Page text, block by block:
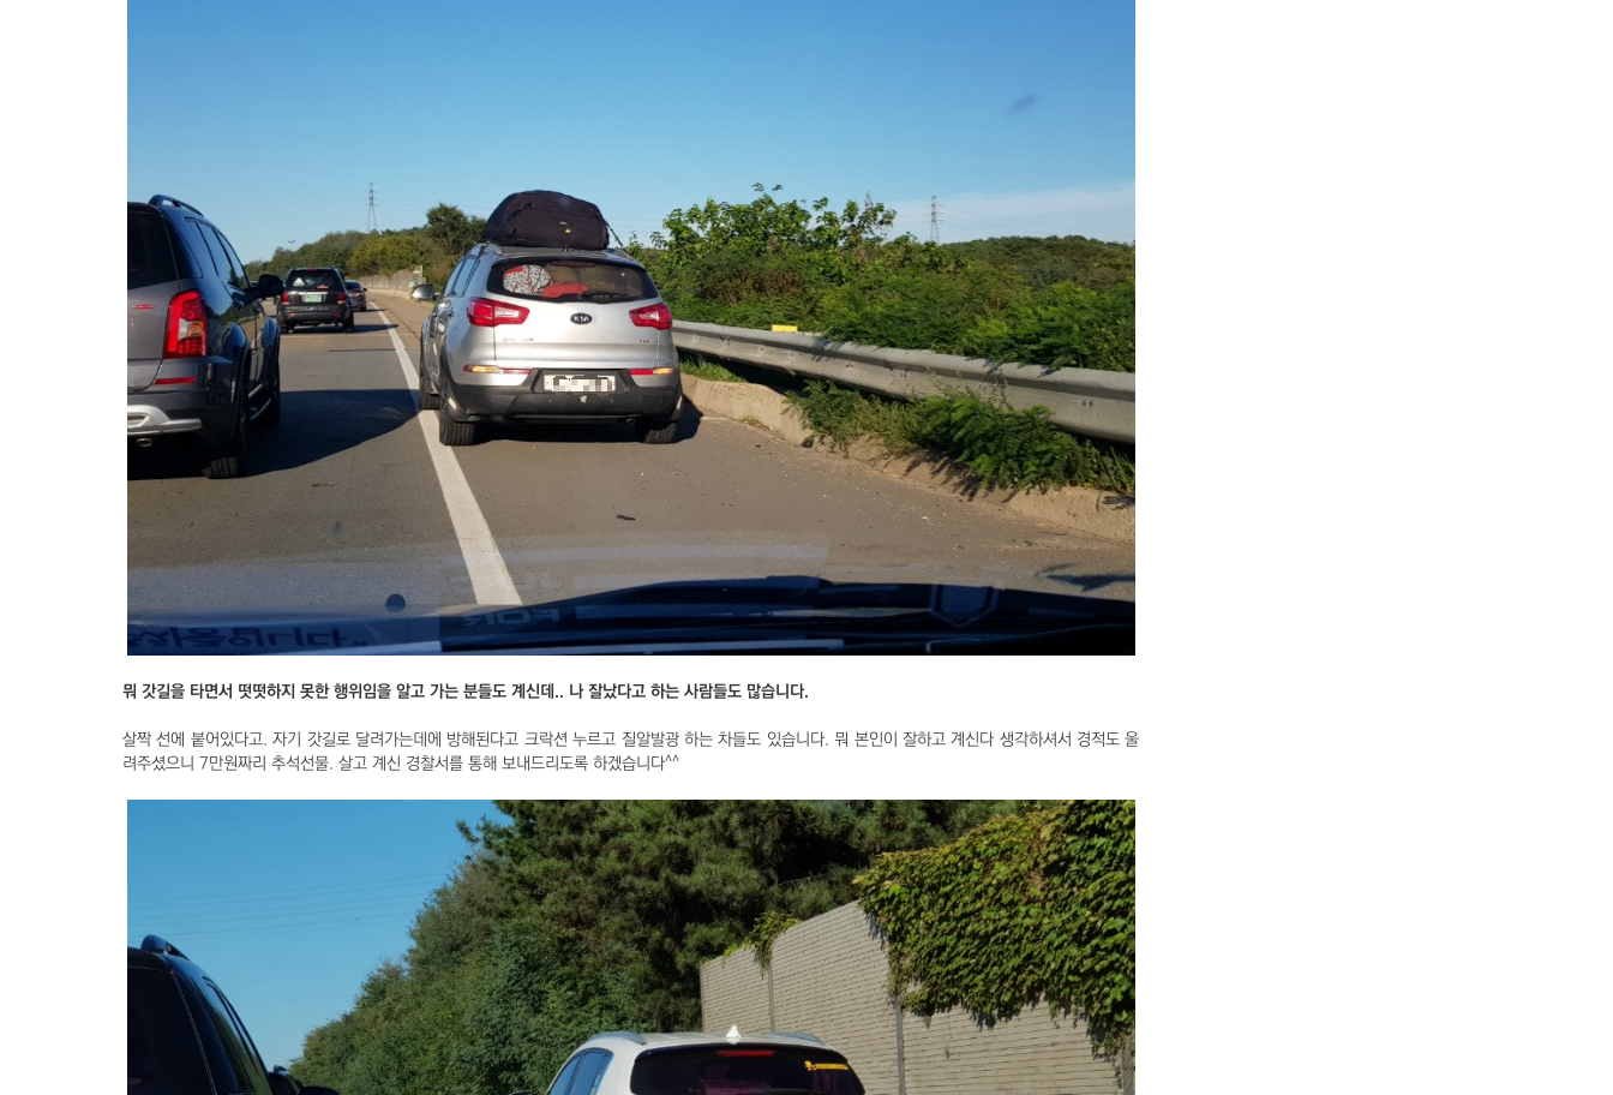
뭐 갓길을 타면서 떳떳하지 못한 행위임을 알고 가는 분들도 계신데.. 나 잘났다고 하는 사람들도 많습니다.
살짝 선에 붙어있다고. 자기 갓길로 달려가는데에 방해된다고 크락션 누르고 질알발광 하는 차들도 있습니다. 뭐 본인이 잘하고 계신다 생각하셔서 경적도 울
려주셨으니 7만원짜리 추석선물. 살고 계신 경찰서를 통해 보내드리도록 하겠습니다^^